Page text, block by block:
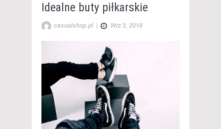
Idealne buty piłkarskie
casualshop.pl | Wrz 3, 2018